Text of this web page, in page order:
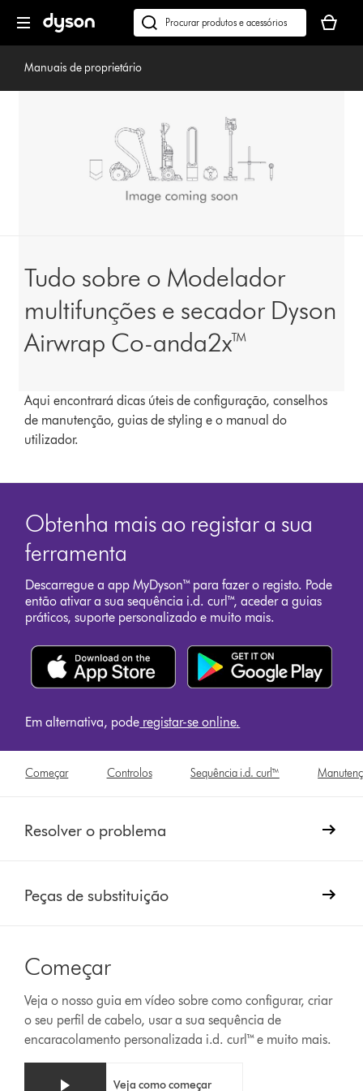
seguinte
Pesquisar
em
dyson.pt
seu
cesto
Manuais de proprietário
Tudo sobre o Modelador
multifunções e secador Dyson
Airwrap Co-anda2x™
Aqui encontrará dicas úteis de configuração, conselhos
de manutenção, guias de styling e o manual do
utilizador.
Obtenha mais ao registar a sua
ferramenta
Descarregue a app MyDyson™ para fazer o registo. Pode
então ativar a sua sequência i.d. curl™, aceder a guias
práticos, suporte personalizado e muito mais.
Em alternativa, pode registar-se online.
Começar Controlos Sequência i.d. curl™
Resolver o problema
Peças de substituição
Começar
Veja o nosso guia em vídeo sobre como configurar, criar
o seu perfil de cabelo, usar a sua sequência de
encaracolamento personalizada i.d. curl™ e muito mais.
Transcript
Veja como começar